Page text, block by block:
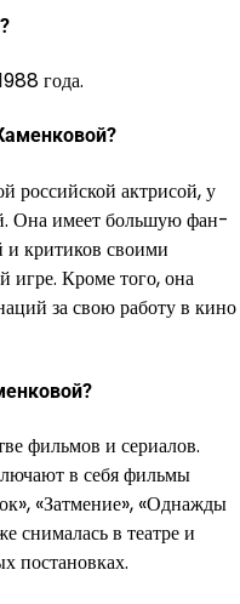
года.
российской актрисой, у
Она имеет большую фан-
и критиков своими
игре. Кроме того, она
за свою работу в кино
фильмов и сериалов.
в себя фильмы
«Затмение», «Однажды
снималась в театре и
постановках.